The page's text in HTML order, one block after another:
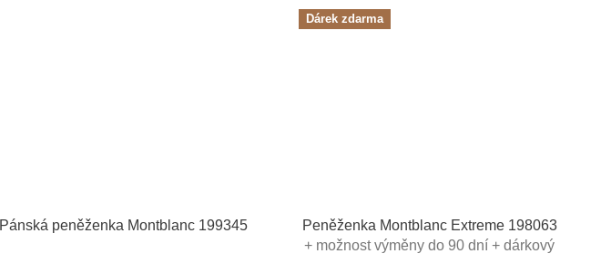
Pánská peněženka Montblanc 199345
Dárek zdarma
Peněženka Montblanc Extreme 198063
+ možnost výměny do 90 dní + dárkový